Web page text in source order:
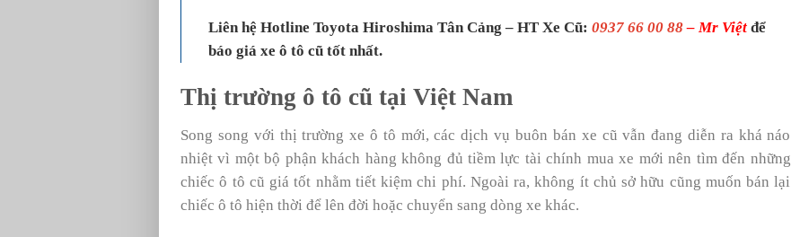
Liên hệ Hotline Toyota Hiroshima Tân Cảng – HT Xe Cũ: 0937 66 00 88– Mr Việt để
báo giá xe ô tô cũ tốt nhất.
Thị trường ô tô cũ tại Việt Nam
Song song với thị trường xe ô tô mới, các dịch vụ buôn bán xe cũ vẫn đang diễn ra khá náo
nhiệt vì một bộ phận khách hàng không đủ tiềm lực tài chính mua xe mới nên tìm đến những
chiếc ô tô cũ giá tốt nhằm tiết kiệm chi phí. Ngoài ra, không ít chủ sở hữu cũng muốn bán lại
chiếc ô tô hiện thời để lên đời hoặc chuyển sang dòng xe khác.